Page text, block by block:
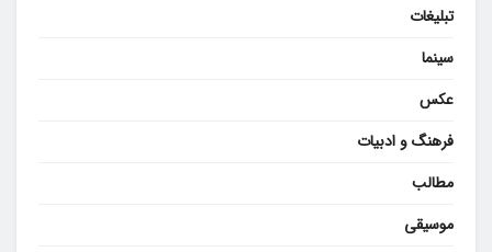
تبلیغات
سینما
عکس
فرهنگ و ادبیات
مطالب
موسیقی